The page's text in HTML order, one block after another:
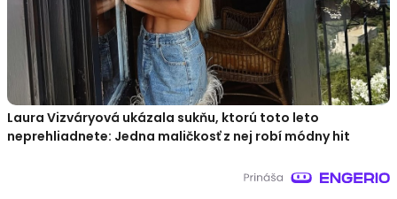
Laura Vizváryová ukázala sukňu, ktorú toto leto
neprehliadnete: Jedna maličkosť z nej robí módny hit